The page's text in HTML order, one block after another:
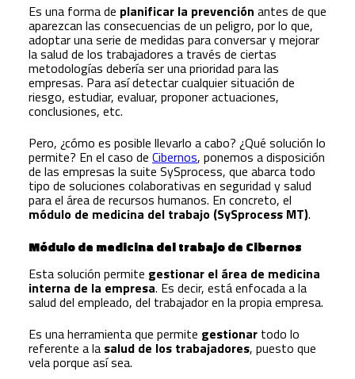
Es una forma de planificar la prevención antes de que
aparezcan las consecuencias de un peligro, por lo que,
adoptar una serie de medidas para conversar y mejorar
la salud de los trabajadores a través de ciertas
metodologías debería ser una prioridad para las
empresas. Para así detectar cualquier situación de
riesgo, estudiar, evaluar, proponer actuaciones,
conclusiones, etc.
Pero, ¿cómo es posible llevarlo a cabo? ¿Qué solución lo
permite? En el caso de Cibernos, ponemos a disposición
de las empresas la suite SySprocess, que abarca todo
tipo de soluciones colaborativas en seguridad y salud
para el área de recursos humanos. En concreto, el
módulo de medicina del trabajo (SySprocess MT).
Módulo de medicina del trabajo de Cibernos
Esta solución permite gestionar el área de medicina
interna de la empresa. Es decir, está enfocada a la
salud del empleado, del trabajador en la propia empresa.
Es una herramienta que permite gestionar todo lo
referente a la salud de los trabajadores, puesto que
vela porque así sea.